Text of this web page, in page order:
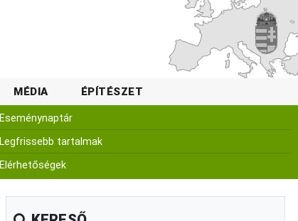
MÉDIA ÉPÍTÉSZET
Eseménynaptár
Legfrissebb tartalmak
Elérhetőségek